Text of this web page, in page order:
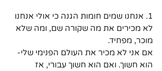
1. אנחנו שמים חומות הגנה כי אולי אנחנו
לא מכירים את מה שקורה שם, ומה שלא
מוכר, מפחיד.
אם אני לא מכיר את העולם הפנימי שלי-
הוא חשוך. ואם הוא חשוך עבורי, אז